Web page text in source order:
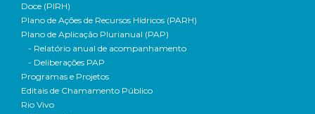
Doce (PIRH)
Plano de Ações de Recursos Hídricos (PARH)
Plano de Aplicação Plurianual (PAP)
- Relatório anual de acompanhamento
- Deliberações PAP
Programas e Projetos
Editais de Chamamento Público
Rio Vivo